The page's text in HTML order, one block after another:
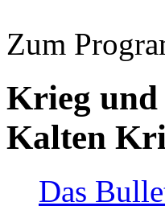
Zum
Krieg und
Kalten
Das